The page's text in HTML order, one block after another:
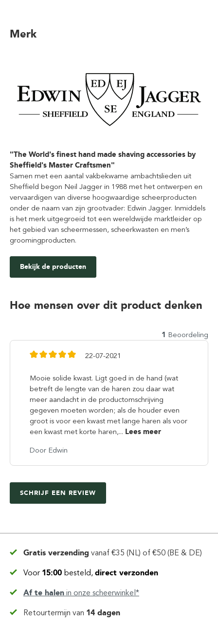
Merk
"The World's finest hand made shaving accessories by
Sheffield's Master Craftsmen"
Samen met een aantal vakbekwame ambachtslieden uit
Sheffield begon Neil Jagger in 1988 met het ontwerpen en
vervaardigen van diverse hoogwaardige scheerproducten
onder de naam van zijn grootvader: Edwin Jagger. Inmiddels
is het merk uitgegroeid tot een wereldwijde marktleider op
het gebied van scheermessen, scheerkwasten en men’s
groomingproducten.
Bekijk de producten
Hoe mensen over dit product denken
1 Beoordeling
22-07-2021
Mooie solide kwast. Ligt goed in de hand (wat
betreft de lengte van de haren zou daar wat
meer aandacht in de productomschrijving
gegeven moeten worden; als de houder even
groot is voor een kwast met lange haren als voor
een kwast met korte haren,... Lees meer
Door Edwin
SCHRIJF EEN REVIEW
Gratis verzending vanaf €35 (NL) of €50 (BE & DE)
Voor 15:00 besteld, direct verzonden
Af te halen in onze scheerwinkel*
Retourtermijn van 14 dagen